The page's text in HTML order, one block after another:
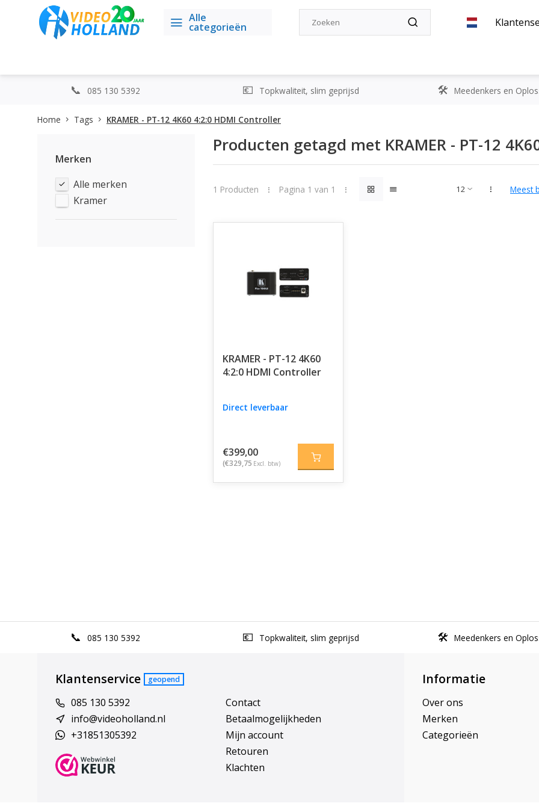
Alle
categorieën
085 130 5392 Topkwaliteit, slim geprijsd Meedenkers en
Home Tags KRAMER - PT-12 4K60 4:2:0 HDMI Controller
Merken
Alle merken
Kramer
Producten getagd met KRAMER - PT-12
1 Producten Pagina 1 van 1 Meest
KRAMER - PT-12 4K60
4:2:0 HDMI Controller
Direct leverbaar
€399,00
(€329,75 Excl. btw)
085 130 5392 Topkwaliteit, slim geprijsd Meedenkers en
Klantenservice geopend
085 130 5392
info@videoholland.nl
+31851305392
Contact
Betaalmogelijkheden
Mijn account
Retouren
Klachten
Informatie
Over ons
Merken
Categorieën